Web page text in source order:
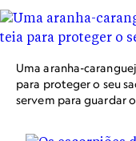
Uma aranha-
para proteger o seu
servem para guardar